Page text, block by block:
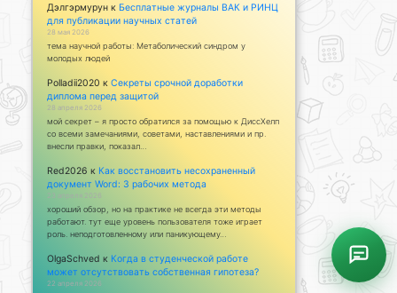
Дэлгэрмурун к Бесплатные журналы ВАК и РИНЦ
для публикации научных статей
28 мая 2026
тема научной работы: Метаболический синдром у
молодых людей
Polladii2020 к Секреты срочной доработки
диплома перед защитой
28 апреля 2026
мой секрет – я просто обратился за помощью к ДиссХелп
со всеми замечаниями, советами, наставлениями и пр.
внесли правки, показал…
Red2026 к Как восстановить несохраненный
документ Word: 3 рабочих метода
23 апреля 2026
хороший обзор, но на практике не всегда эти методы
работают. тут еще уровень пользователя тоже играет
роль. неподготовленному или паникующему…
OlgaSchved к Когда в студенческой работе
может отсутствовать собственная гипотеза?
22 апреля 2026